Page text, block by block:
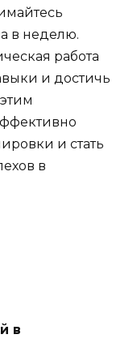
в неделю.
работа
и достичь
и стать
в
в